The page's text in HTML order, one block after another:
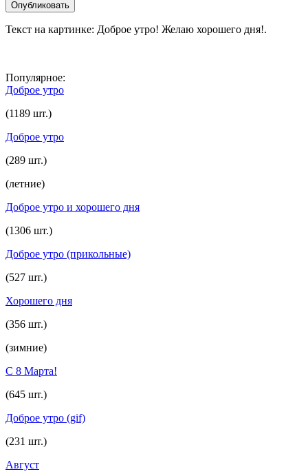
Текст на картинке: Доброе утро! Желаю хорошего дня!.
Популярное:
Доброе утро
(1189 шт.)
Доброе утро
(289 шт.)
(летние)
Доброе утро и хорошего дня
(1306 шт.)
Доброе утро (прикольные)
(527 шт.)
Хорошего дня
(356 шт.)
(зимние)
С 8 Марта!
(645 шт.)
Доброе утро (gif)
(231 шт.)
Август